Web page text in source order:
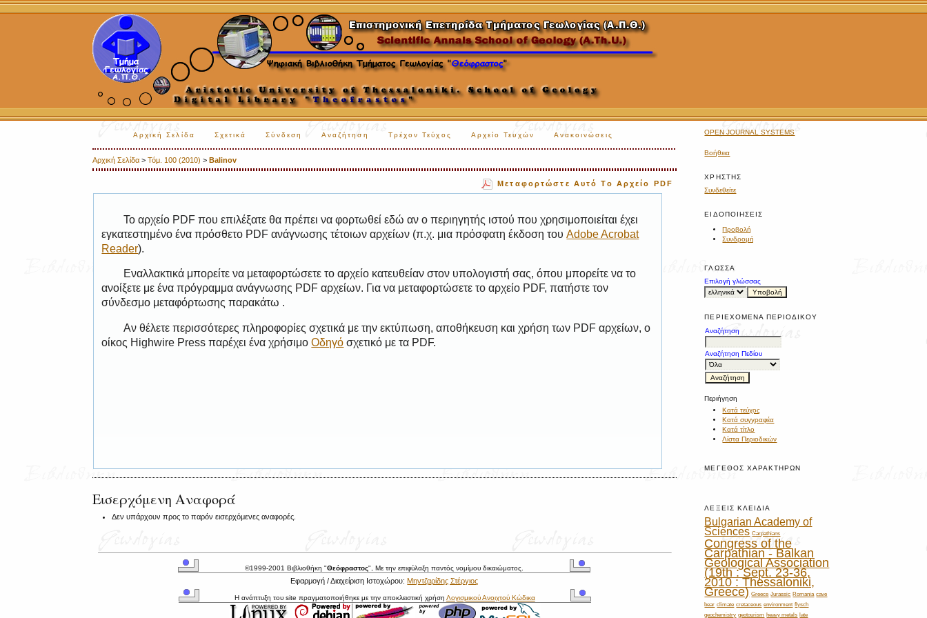
OPEN JOURNAL SYSTEMS
Βοήθεια
ΧΡΉΣΤΗΣ
Συνδεθείτε
ΕΙΔΟΠΟΙΉΣΕΙΣ
Προβολή
Συνδρομή
ΓΛΏΣΣΑ
Επιλογή γλώσσας
ΠΕΡΙΕΧΌΜΕΝΑ ΠΕΡΙΟΔΙΚΟΎ
Αναζήτηση
Αναζήτηση Πεδίου
Περιήγηση
Κατά τεύχος
Κατά συγγραφέα
Κατά τίτλο
Λίστα Περιοδικών
ΜΈΓΕΘΟΣ ΧΑΡΑΚΤΉΡΩΝ
ΛΈΞΕΙΣ ΚΛΕΙΔΙΆ
Bulgarian Academy of
Sciences Carpathians
Congress of the
Carpathian - Balkan
Geological Association
(19th : Sept. 23-36,
2010 : Thessaloniki,
Greece) Greece Jurassic Romania cave
bear climate cretaceous environment flysch
geochemistry geotourism heavy metals late
Αρχική Σελίδα Σχετικά Σύνδεση Αναζήτηση Τρέχον Τεύχος Αρχείο Τευχών Ανακοινώσεις
Αρχική Σελίδα >Τόμ. 100 (2010) >Balinov
Μεταφορτώστε Αυτό Το Αρχείο PDF
Το αρχείο PDF που επιλέξατε θα πρέπει να φορτωθεί εδώ αν ο περιηγητής ιστού που χρησιμοποιείται έχει
εγκατεστημένο ένα πρόσθετο PDF ανάγνωσης τέτοιων αρχείων (π.χ. μια πρόσφατη έκδοση τουAdobe Acrobat
Reader).
Εναλλακτικά μπορείτε να μεταφορτώσετε το αρχείο κατευθείαν στον υπολογιστή σας, όπου μπορείτε να το
ανοίξετε με ένα πρόγραμμα ανάγνωσης PDF αρχείων. Για να μεταφορτώσετε το αρχείο PDF, πατήστε τον
σύνδεσμο μεταφόρτωσης παρακάτω .
Αν θέλετε περισσότερες πληροφορίες σχετικά με την εκτύπωση, αποθήκευση και χρήση των PDF αρχείων, ο
οίκος Highwire Press παρέχει ένα χρήσιμοΟδηγό σχετικό με τα PDF.
Εισερχόμενη Αναφορά
Δεν υπάρχουν προς το παρόν εισερχόμενες αναφορές.
©1999-2001 Βιβλιοθήκη "Θεόφραστος", Με την επιφύλαξη παντός νομίμου δικαιώματος.
Εφαρμογή / Διαχείριση Ιστοχώρου:Μηντζαρίδης Στέργιος
Η ανάπτυξη του site πραγματοποιήθηκε με την αποκλειστική χρήση Λογισμικού Ανοιχτού Κώδικα